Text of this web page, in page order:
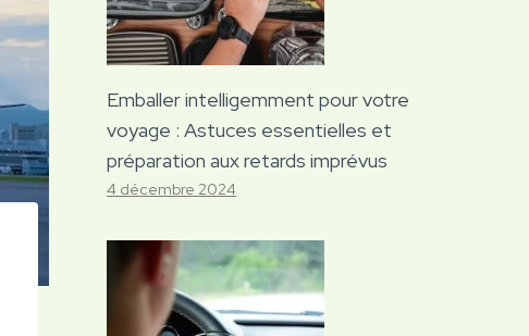
Emballer intelligemment pour votre
voyage : Astuces essentielles et
préparation aux retards imprévus
4 décembre 2024